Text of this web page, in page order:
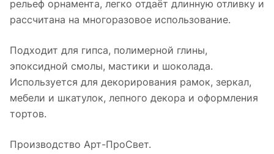
рельеф орнамента, легко отдаёт длинную отливку и
рассчитана на многоразовое использование.
Подходит для гипса, полимерной глины,
эпоксидной смолы, мастики и шоколада.
Используется для декорирования рамок, зеркал,
мебели и шкатулок, лепного декора и оформления
тортов.
Производство Арт-ПроСвет.